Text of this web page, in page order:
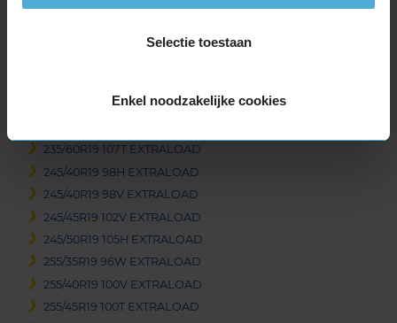
Selectie toestaan
Enkel noodzakelijke cookies
235/50R19 99T EXTRALOAD
235/55R19 105V EXTRALOAD
235/60R19 107T EXTRALOAD
245/40R19 98H EXTRALOAD
245/40R19 98V EXTRALOAD
245/45R19 102V EXTRALOAD
245/50R19 105H EXTRALOAD
255/35R19 96W EXTRALOAD
255/40R19 100V EXTRALOAD
255/45R19 100T EXTRALOAD